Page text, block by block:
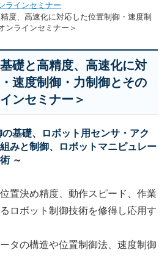
ラインセミナー
度、高速化に対応した位置制御・速度制
ラインセミナー＞
礎と高精度、高速化に対
速度制御・力制御とその
ンセミナー＞
基礎、ロボット用センサ・アク
みと制御、ロボットマニピュレー
～
置決め精度、動作スピード、作業
ロボット制御技術を修得し応用す
タの構造や位置制御法、速度制御